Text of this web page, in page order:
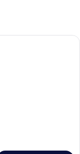
ム クイーンベッド 1 台 |